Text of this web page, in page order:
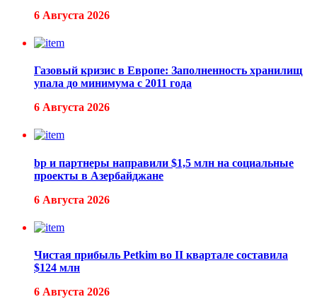
6 Августа 2026
Газовый кризис в Европе: Заполненность хранилищ
упала до минимума с 2011 года
6 Августа 2026
bp и партнеры направили $1,5 млн на социальные
проекты в Азербайджане
6 Августа 2026
Чистая прибыль Petkim во II квартале составила
$124 млн
6 Августа 2026